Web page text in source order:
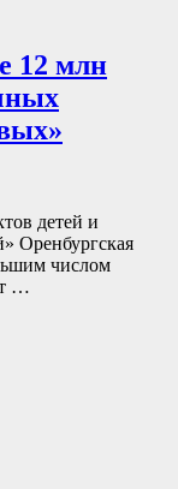
12 млн
детей и
Оренбургская
числом
…